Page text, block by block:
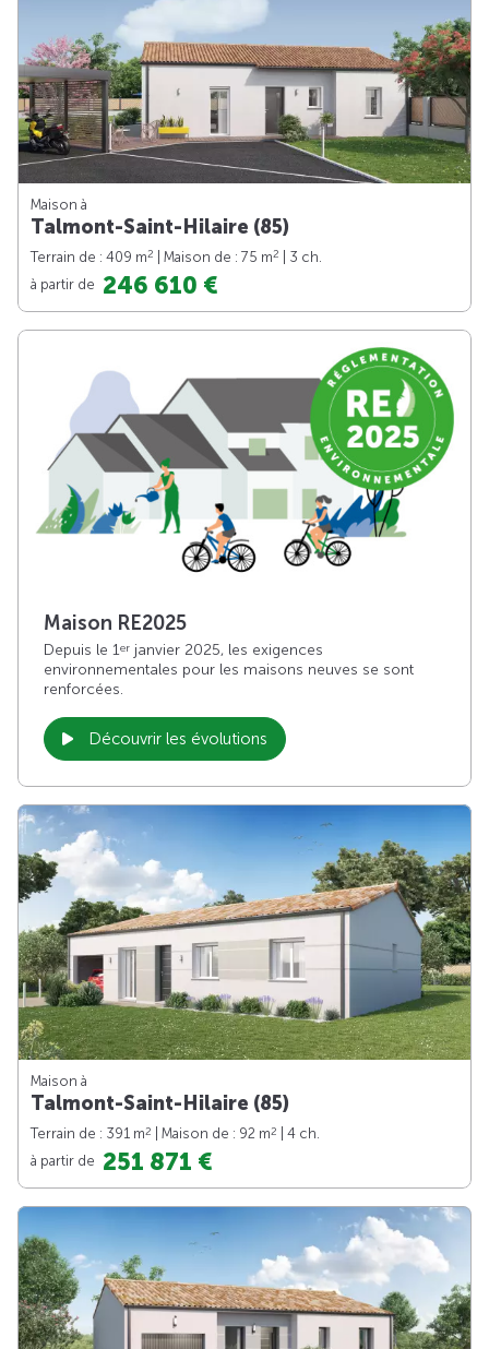
Maison à
Talmont-Saint-Hilaire (85)
Terrain de : 409 m2 | Maison de : 75 m2
| 3 ch.
à partir de 246 610 €
Maison RE2025
Depuis le 1er janvier 2025, les exigences
environnementales pour les maisons neuves se sont
renforcées.
Découvrir les évolutions
Maison à
Talmont-Saint-Hilaire (85)
Terrain de : 391 m2 | Maison de : 92 m2
| 4 ch.
à partir de 251 871 €